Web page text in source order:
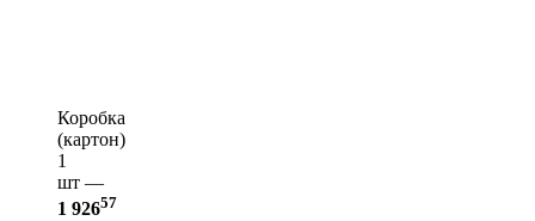
Коробка
(картон)
1
шт —
1 92657